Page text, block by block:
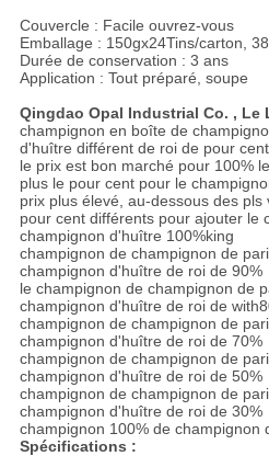
Couvercle : Facile ouvrez-vous
Emballage : 150gx24Tins/carton,
Durée de conservation : 3 ans
Application : Tout préparé, soupe
Qingdao Opal Industrial Co. , Le
champignon en boîte de
d'huître différent de roi de pour cent,
le prix est bon marché pour 100%
plus le pour cent pour le
prix plus élevé, au-dessous des pls
pour cent différents pour ajouter le
champignon d'huître 100%king
champignon de champignon de
champignon d'huître de roi de 90%
le champignon de champignon de
champignon d'huître de roi de
champignon de champignon de
champignon d'huître de roi de 70%
champignon de champignon de
champignon d'huître de roi de 50%
champignon de champignon de
champignon d'huître de roi de 30%
champignon 100% de champignon
Spécifications :